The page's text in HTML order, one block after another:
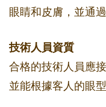
眼睛和皮膚，並通
技術人員資質
合格的技術人員應
並能根據客人的眼